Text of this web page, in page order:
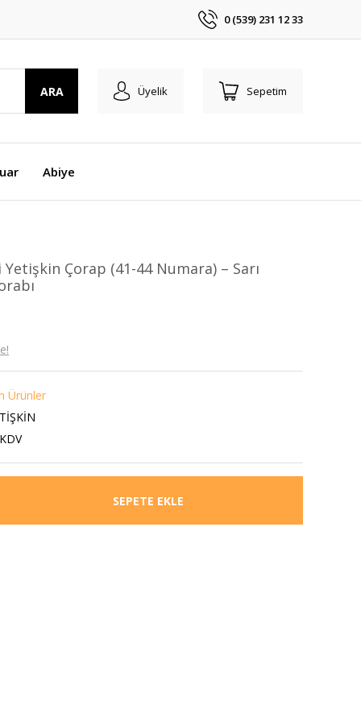
0 (539) 231 12 33
ARA Üyelik Sepetim
Abiye
Çorap (41-44 Numara) – Sarı
Ürünler
SEPETE EKLE